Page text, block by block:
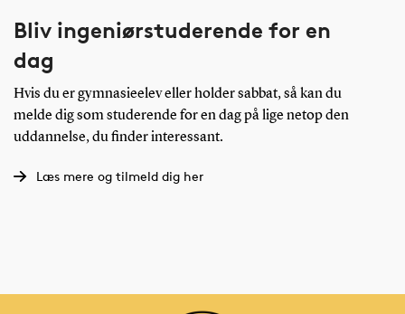
Bliv ingeniørstuderende for en
dag
Hvis du er gymnasieelev eller holder sabbat, så kan du
melde dig som studerende for en dag på lige netop den
uddannelse, du finder interessant.
Læs mere og tilmeld dig her